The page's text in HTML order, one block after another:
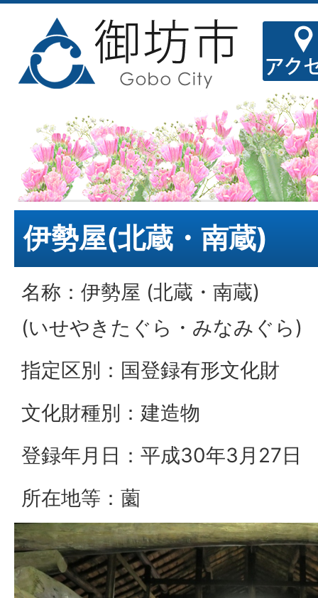
伊勢屋(北蔵・南蔵)
名称：伊勢屋 (北蔵・南蔵)
(いせやきたぐら・みなみぐら)
指定区別：国登録有形文化財
文化財種別：建造物
登録年月日：平成30年3月27日
所在地等：薗